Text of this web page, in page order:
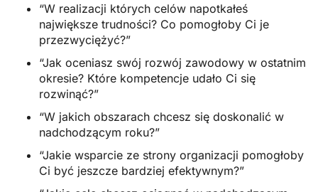
“W realizacji których celów napotkałeś
największe trudności? Co pomogłoby Ci je
przezwyciężyć?”
“Jak oceniasz swój rozwój zawodowy w ostatnim
okresie? Które kompetencje udało Ci się
rozwinąć?”
“W jakich obszarach chcesz się doskonalić w
nadchodzącym roku?”
“Jakie wsparcie ze strony organizacji pomogłoby
Ci być jeszcze bardziej efektywnym?”